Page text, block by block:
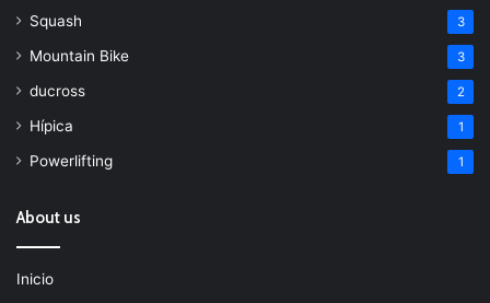
Squash 3
Mountain Bike 3
ducross 2
Hípica 1
Powerlifting 1
About us
Inicio